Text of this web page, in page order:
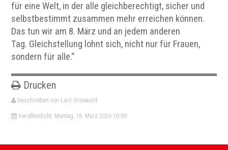
für eine Welt, in der alle gleichberechtigt, sicher und
selbstbestimmt zusammen mehr erreichen können.
Das tun wir am 8. März und an jedem anderen
Tag. Gleichstellung lohnt sich, nicht nur für Frauen,
sondern für alle.“
Drucken
Geschrieben von Lars Gronwald
Veröffentlicht: Montag, 16. März 2026 10:09